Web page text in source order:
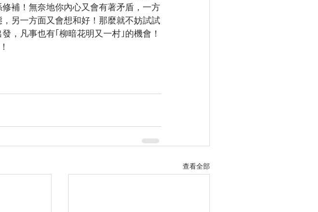
補！無奈地你內心又會有著矛盾，一方
另一方面又會想和好！那麼就不妨試試
，凡事也有｢柳暗花明又一村｣的機會！
查看全部